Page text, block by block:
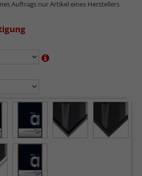
Auftrags nur Artikel eines Herstellers